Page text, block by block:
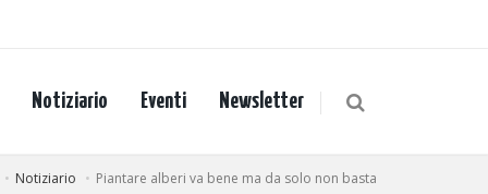
Notiziario Eventi Newsletter
Notiziario Piantare alberi va bene ma da solo non basta